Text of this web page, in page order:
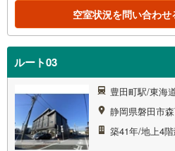
空室状況を問い合わせ
ルート03
豊田町駅/東海
静岡県磐田市
築41年/地上4